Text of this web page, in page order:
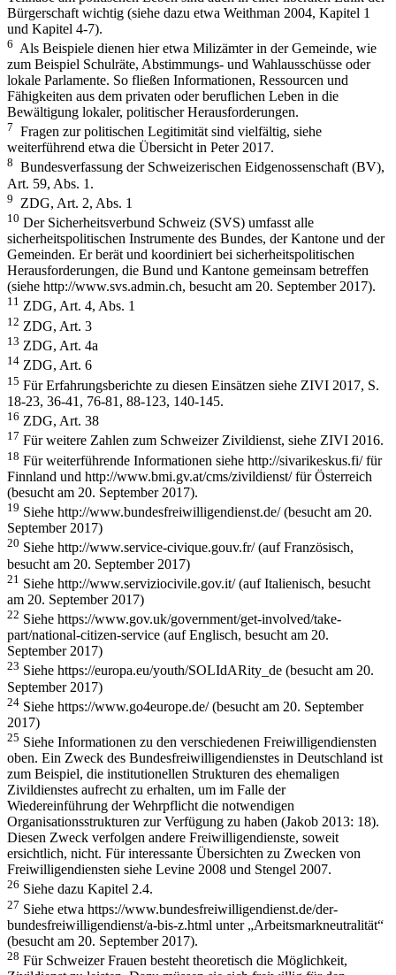
Bürgerschaft wichtig (siehe dazu etwa Weithman 2004, Kapitel 1
und Kapitel 4-7).
6 Als Beispiele dienen hier etwa Milizämter in der Gemeinde, wie
zum Beispiel Schulräte, Abstimmungs- und Wahlausschüsse oder
lokale Parlamente. So fließen Informationen, Ressourcen und
Fähigkeiten aus dem privaten oder beruflichen Leben in die
Bewältigung lokaler, politischer Herausforderungen.
7 Fragen zur politischen Legitimität sind vielfältig, siehe
weiterführend etwa die Übersicht in Peter 2017.
8 Bundesverfassung der Schweizerischen Eidgenossenschaft (BV),
Art. 59, Abs. 1.
9 ZDG, Art. 2, Abs. 1
10 Der Sicherheitsverbund Schweiz (SVS) umfasst alle
sicherheitspolitischen Instrumente des Bundes, der Kantone und der
Gemeinden. Er berät und koordiniert bei sicherheitspolitischen
Herausforderungen, die Bund und Kantone gemeinsam betreffen
(siehe http://www.svs.admin.ch, besucht am 20. September 2017).
11 ZDG, Art. 4, Abs. 1
12 ZDG, Art. 3
13 ZDG, Art. 4a
14 ZDG, Art. 6
15 Für Erfahrungsberichte zu diesen Einsätzen siehe ZIVI 2017, S.
18-23, 36-41, 76-81, 88-123, 140-145.
16 ZDG, Art. 38
17 Für weitere Zahlen zum Schweizer Zivildienst, siehe ZIVI 2016.
18 Für weiterführende Informationen siehe http://sivarikeskus.fi/ für
Finnland und http://www.bmi.gv.at/cms/zivildienst/ für Österreich
(besucht am 20. September 2017).
19 Siehe http://www.bundesfreiwilligendienst.de/ (besucht am 20.
September 2017)
20 Siehe http://www.service-civique.gouv.fr/ (auf Französisch,
besucht am 20. September 2017)
21 Siehe http://www.serviziocivile.gov.it/ (auf Italienisch, besucht
am 20. September 2017)
22 Siehe https://www.gov.uk/government/get-involved/take-
part/national-citizen-service (auf Englisch, besucht am 20.
September 2017)
23 Siehe https://europa.eu/youth/SOLIdARity_de (besucht am 20.
September 2017)
24 Siehe https://www.go4europe.de/ (besucht am 20. September
2017)
25 Siehe Informationen zu den verschiedenen Freiwilligendiensten
oben. Ein Zweck des Bundesfreiwilligendienstes in Deutschland ist
zum Beispiel, die institutionellen Strukturen des ehemaligen
Zivildienstes aufrecht zu erhalten, um im Falle der
Wiedereinführung der Wehrpflicht die notwendigen
Organisationsstrukturen zur Verfügung zu haben (Jakob 2013: 18).
Diesen Zweck verfolgen andere Freiwilligendienste, soweit
ersichtlich, nicht. Für interessante Übersichten zu Zwecken von
Freiwilligendiensten siehe Levine 2008 und Stengel 2007.
26 Siehe dazu Kapitel 2.4.
27 Siehe etwa https://www.bundesfreiwilligendienst.de/der-
bundesfreiwilligendienst/a-bis-z.html unter „Arbeitsmarkneutralität“
(besucht am 20. September 2017).
28 Für Schweizer Frauen besteht theoretisch die Möglichkeit,